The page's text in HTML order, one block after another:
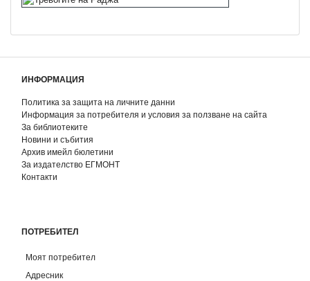
ИНФОРМАЦИЯ
Политика за защита на личните данни
Информация за потребителя и условия за ползване на сайта
За библиотеките
Новини и събития
Архив имейл бюлетини
За издателство ЕГМОНТ
Контакти
ПОТРЕБИТЕЛ
Моят потребител
Адресник